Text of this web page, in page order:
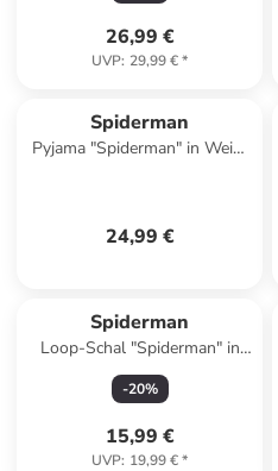
26,99 €
UVP: 29,99 €*
Spiderman
Pyjama "Spiderman" in Weiß/
24,99 €
Spiderman
Loop-Schal "Spiderman" in
Hellblau/ Rot
-20%
15,99 €
UVP: 19,99 €*